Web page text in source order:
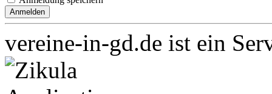
vereine-in-gd.de ist ein